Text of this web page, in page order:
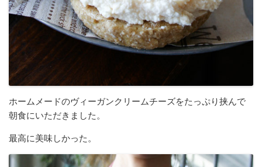
ホームメードのヴィーガンクリームチーズをたっぷり挟んで
朝食にいただきました。
最高に美味しかった。